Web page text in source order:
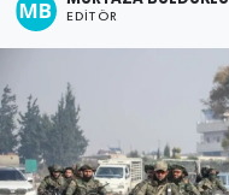
EDITÖR